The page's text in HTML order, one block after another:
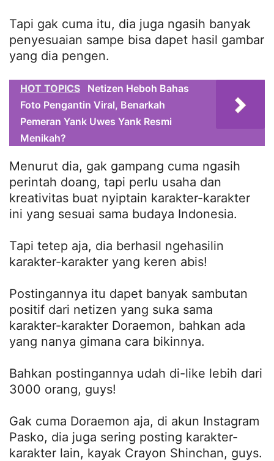
Tapi gak cuma itu, dia juga ngasih banyak
penyesuaian sampe bisa dapet hasil gambar
yang dia pengen.
HOT TOPICS
Netizen Heboh Bahas
Foto Pengantin Viral, Benarkah
Pemeran Yank Uwes Yank Resmi
Menikah?
Menurut dia, gak gampang cuma ngasih
perintah doang, tapi perlu usaha dan
kreativitas buat nyiptain karakter-karakter
ini yang sesuai sama budaya Indonesia.
Tapi tetep aja, dia berhasil ngehasilin
karakter-karakter yang keren abis!
Postingannya itu dapet banyak sambutan
positif dari netizen yang suka sama
karakter-karakter Doraemon, bahkan ada
yang nanya gimana cara bikinnya.
Bahkan postingannya udah di-like lebih dari
3000 orang, guys!
Gak cuma Doraemon aja, di akun Instagram
Pasko, dia juga sering posting karakter-
karakter lain, kayak Crayon Shinchan, guys.